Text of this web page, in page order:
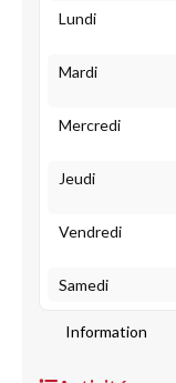
Lundi
Mardi
Mercredi
Jeudi
Vendredi
Samedi
Information